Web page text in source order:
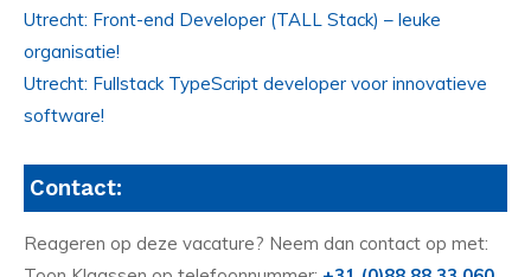
Utrecht: Front-end Developer (TALL Stack) – leuke
organisatie!
Utrecht: Fullstack TypeScript developer voor innovatieve
software!
Contact:
Reageren op deze vacature? Neem dan contact op met: